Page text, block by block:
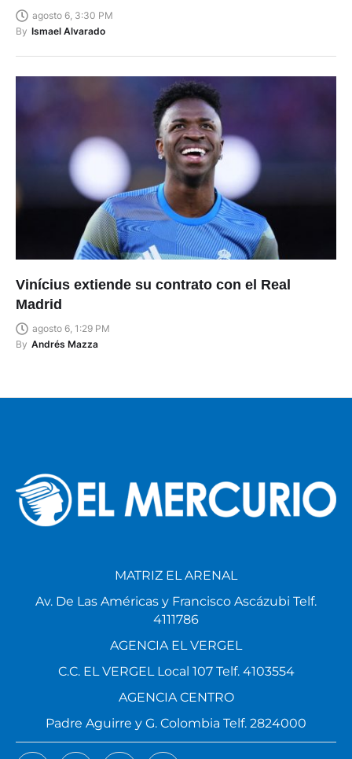
agosto 6, 3:30 PM
By Ismael Alvarado
Vinícius extiende su contrato con el Real
Madrid
agosto 6, 1:29 PM
By Andrés Mazza
MATRIZ EL ARENAL
Av. De Las Américas y Francisco Ascázubi Telf.
4111786
AGENCIA EL VERGEL
C.C. EL VERGEL Local 107 Telf. 4103554
AGENCIA CENTRO
Padre Aguirre y G. Colombia Telf. 2824000